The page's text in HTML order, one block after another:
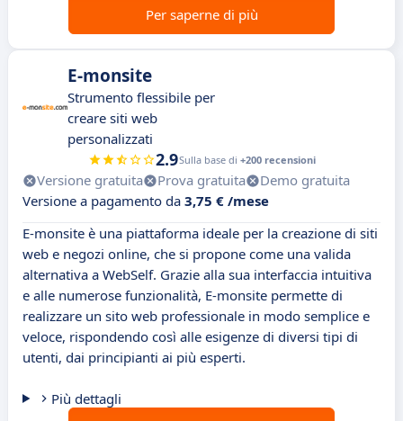
Per saperne di più
E-monsite
Strumento flessibile per
creare siti web
personalizzati
2.9Sulla base di +200 recensioni
Versione gratuita Prova gratuita
Demo gratuita
Versione a pagamento da 3,75 € /mese
E-monsite è una piattaforma ideale per la creazione di siti
web e negozi online, che si propone come una valida
alternativa a WebSelf. Grazie alla sua interfaccia intuitiva
e alle numerose funzionalità, E-monsite permette di
realizzare un sito web professionale in modo semplice e
veloce, rispondendo così alle esigenze di diversi tipi di
utenti, dai principianti ai più esperti.
Più dettagli